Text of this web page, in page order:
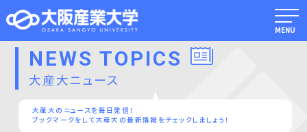
MENU
NEWS TOPICS
大産大ニュース
大産大のニュースを毎日発信！
ブックマークをして大産大の最新情報をチェックしましょう！